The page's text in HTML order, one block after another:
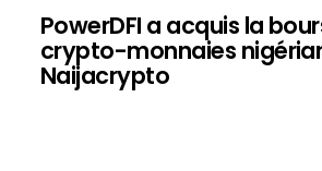
PowerDFI a acquis la
crypto-monnaies
Naijacrypto